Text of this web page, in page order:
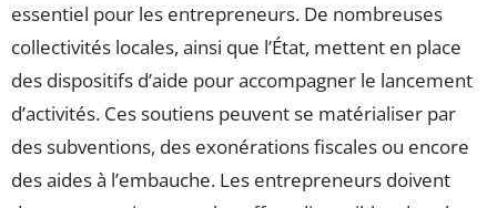
essentiel pour les entrepreneurs. De nombreuses
collectivités locales, ainsi que l’État, mettent en place
des dispositifs d’aide pour accompagner le lancement
d’activités. Ces soutiens peuvent se matérialiser par
des subventions, des exonérations fiscales ou encore
des aides à l’embauche. Les entrepreneurs doivent